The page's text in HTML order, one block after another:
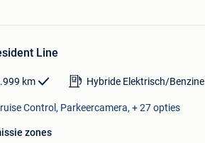
Line
km Hybride Elektrisch/Benzine
Control, Parkeercamera, + 27 opties
zones